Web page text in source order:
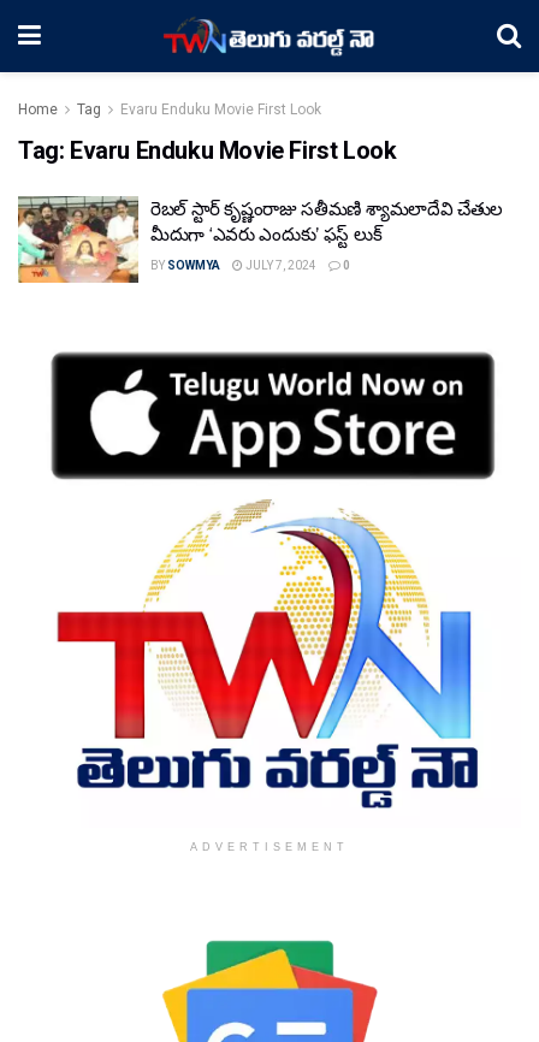
Home Tag Evaru Enduku Movie First Look
Tag: Evaru Enduku Movie First Look
రెబల్ స్టార్ కృష్ణంరాజు సతీమణి శ్యామలాదేవి చేతుల
మీదుగా ‘ఎవరు ఎందుకు’ ఫస్ట్ లుక్
BY SOWMYA JULY 7, 2024 0
ADVERTISEMENT